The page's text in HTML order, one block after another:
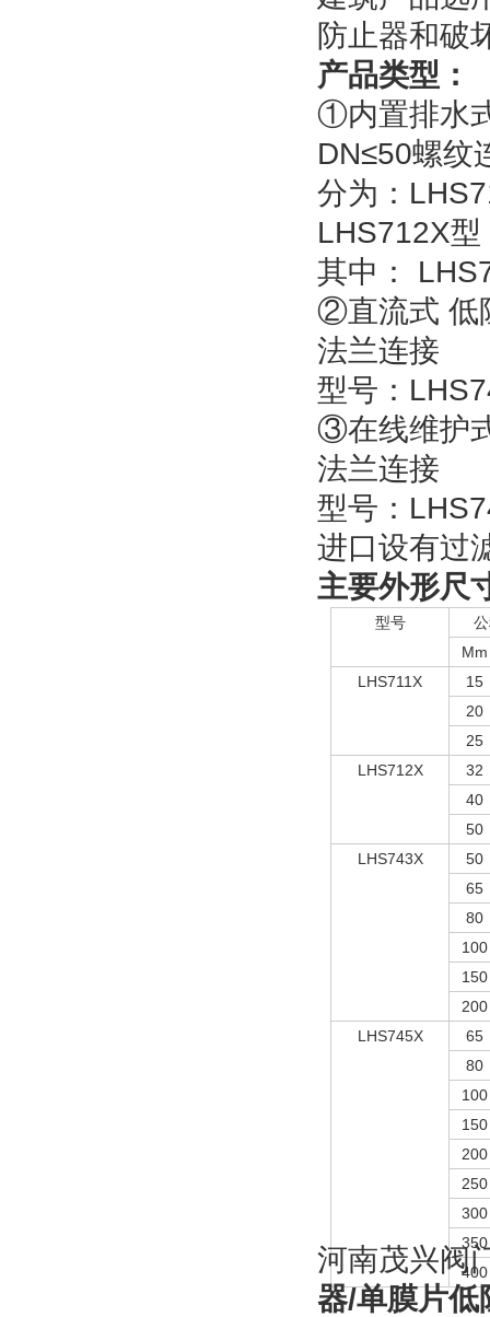
防止器和破
产品类型：
①内置排水
DN≤50螺纹
分为：
LHS712X
其中：
②直流式 低
法兰连接
型号：
③在线维护
法兰连接
型号：
进口设有过
主要外形尺
型号
Mm
LHS711X
15
20
25
LHS712X
32
40
50
LHS743X
50
65
80
100
150
200
LHS745X
65
80
100
150
200
250
300
350
400
河南茂兴阀
器/单膜片低